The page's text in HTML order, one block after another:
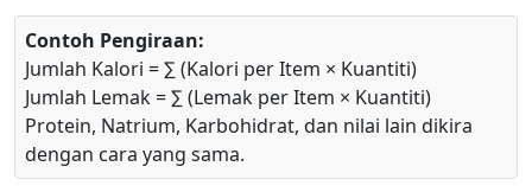
Contoh Pengiraan:
Jumlah Kalori = ∑ (Kalori per Item × Kuantiti)
Jumlah Lemak = ∑ (Lemak per Item × Kuantiti)
Protein, Natrium, Karbohidrat, dan nilai lain dikira
dengan cara yang sama.